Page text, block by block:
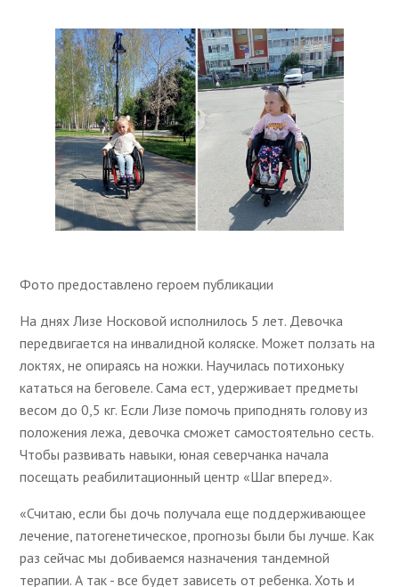
Фото предоставлено героем публикации
На днях Лизе Носковой исполнилось 5 лет. Девочка
передвигается на инвалидной коляске. Может ползать на
локтях, не опираясь на ножки. Научилась потихоньку
кататься на беговеле. Сама ест, удерживает предметы
весом до 0,5 кг. Если Лизе помочь приподнять голову из
положения лежа, девочка сможет самостоятельно сесть.
Чтобы развивать навыки, юная северчанка начала
посещать реабилитационный центр «Шаг вперед».
«Считаю, если бы дочь получала еще поддерживающее
лечение, патогенетическое, прогнозы были бы лучше. Как
раз сейчас мы добиваемся назначения тандемной
терапии. А так - все будет зависеть от ребенка. Хоть и